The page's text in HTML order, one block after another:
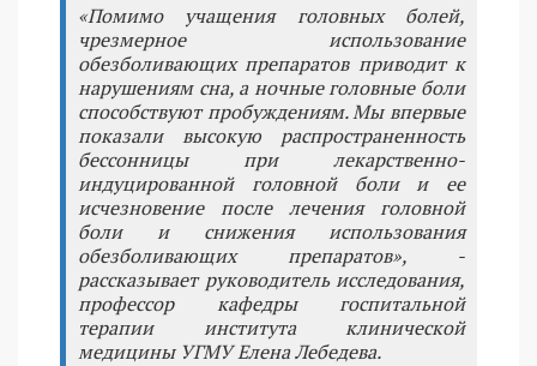
«Помимо учащения головных болей,
чрезмерное использование
обезболивающих препаратов приводит к
нарушениям сна, а ночные головные боли
способствуют пробуждениям. Мы впервые
показали высокую распространенность
бессонницы при лекарственно-
индуцированной головной боли и ее
исчезновение после лечения головной
боли и снижения использования
обезболивающих препаратов», -
рассказывает руководитель исследования,
профессор кафедры госпитальной
терапии института клинической
медицины УГМУ Елена Лебедева.